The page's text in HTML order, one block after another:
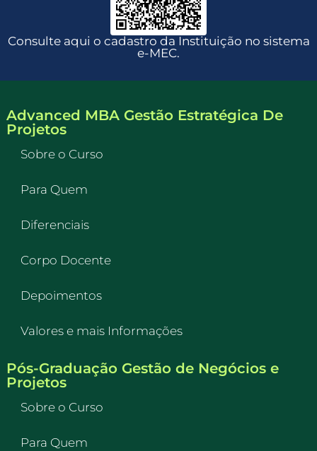
Consulte aqui o cadastro da Instituição no sistema
e-MEC.
Advanced MBA Gestão Estratégica De
Projetos
Sobre o Curso
Para Quem
Diferenciais
Corpo Docente
Depoimentos
Valores e mais Informações
Pós-Graduação Gestão de Negócios e
Projetos
Sobre o Curso
Para Quem